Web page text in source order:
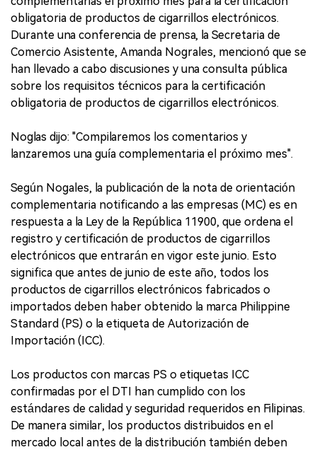
obligatoria de productos de cigarrillos electrónicos.
Durante una conferencia de prensa, la Secretaria de
Comercio Asistente, Amanda Nograles, mencionó que se
han llevado a cabo discusiones y una consulta pública
sobre los requisitos técnicos para la certificación
obligatoria de productos de cigarrillos electrónicos.
Noglas dijo: "Compilaremos los comentarios y
lanzaremos una guía complementaria el próximo mes".
Según Nogales, la publicación de la nota de orientación
complementaria notificando a las empresas (MC) es en
respuesta a la Ley de la República 11900, que ordena el
registro y certificación de productos de cigarrillos
electrónicos que entrarán en vigor este junio. Esto
significa que antes de junio de este año, todos los
productos de cigarrillos electrónicos fabricados o
importados deben haber obtenido la marca Philippine
Standard (PS) o la etiqueta de Autorización de
Importación (ICC).
Los productos con marcas PS o etiquetas ICC
confirmadas por el DTI han cumplido con los
estándares de calidad y seguridad requeridos en Filipinas.
De manera similar, los productos distribuidos en el
mercado local antes de la distribución también deben